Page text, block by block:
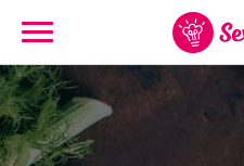
zur
Startseite